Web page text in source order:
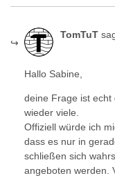
TomTuT
Hallo Sabine,
deine Frage ist echt
wieder viele.
Offiziell würde ich
dass es nur in
schließen sich
angeboten werden.